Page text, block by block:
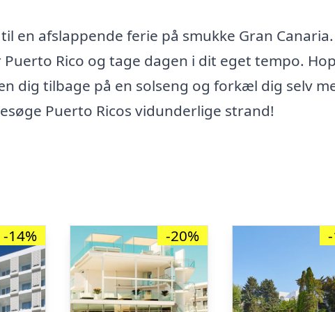
en afslappende ferie på smukke Gran
Rico og tage dagen i dit eget tempo.
dig tilbage på en solseng og forkæl dig selv
Puerto Ricos vidunderlige strand!
-14% -20%